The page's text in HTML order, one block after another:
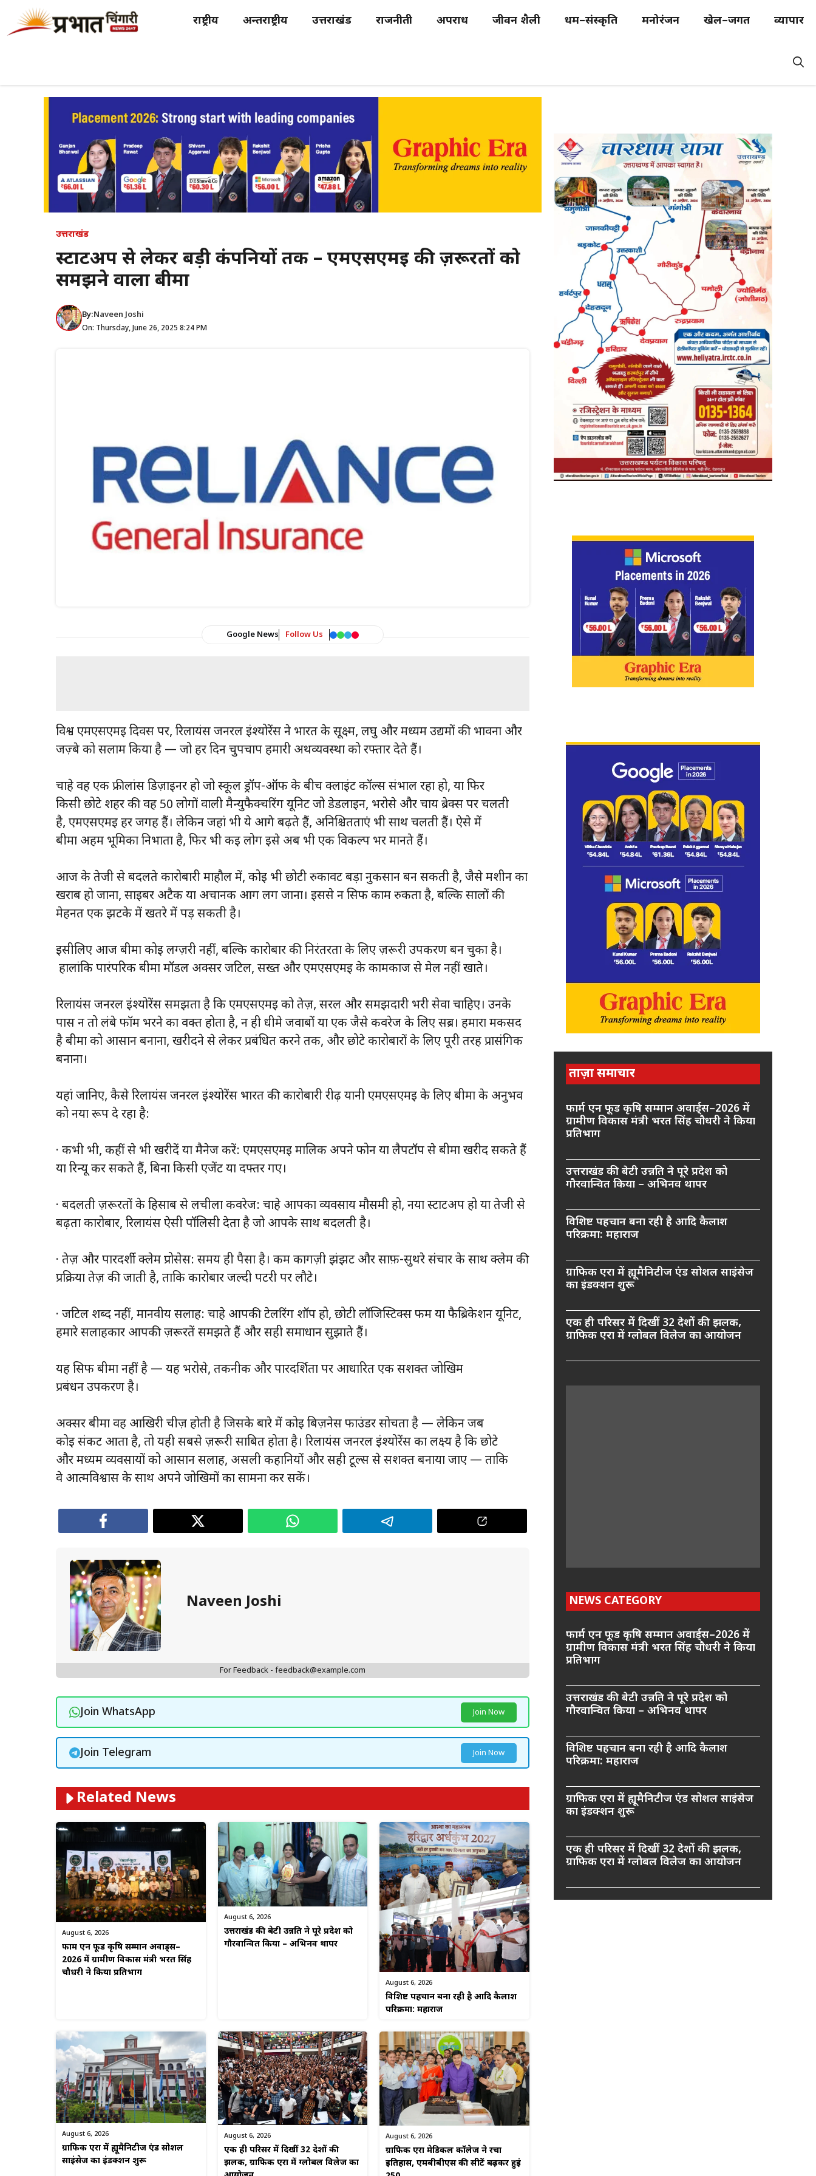
राष्ट्रीय अन्तर्राष्ट्रीय उत्तराखंड राजनीती अपराध जीवन शैली धर्म–संस्कृति मनोरंजन खेल–जगत व्यापार
उत्तराखंड
स्टार्टअप से लेकर बड़ी कंपनियों तक – एमएसएमई की ज़रूरतों को
समझने वाला बीमा
By:Naveen Joshi
On: Thursday, June 26, 2025 8:24 PM
Google News Follow Us
विश्व एमएसएमई दिवस पर, रिलायंस जनरल इंश्योरेंस ने भारत के सूक्ष्म, लघु और मध्यम उद्यमों की भावना और
जज़्बे को सलाम किया है — जो हर दिन चुपचाप हमारी अर्थव्यवस्था को रफ्तार देते हैं।
चाहे वह एक फ्रीलांस डिज़ाइनर हो जो स्कूल ड्रॉप-ऑफ के बीच क्लाइंट कॉल्स संभाल रहा हो, या फिर
किसी छोटे शहर की वह 50 लोगों वाली मैन्युफैक्चरिंग यूनिट जो डेडलाइन, भरोसे और चाय ब्रेक्स पर चलती
है, एमएसएमई हर जगह हैं। लेकिन जहां भी ये आगे बढ़ते हैं, अनिश्चितताएं भी साथ चलती हैं। ऐसे में
बीमा अहम भूमिका निभाता है, फिर भी कई लोग इसे अब भी एक विकल्प भर मानते हैं।
आज के तेजी से बदलते कारोबारी माहौल में, कोई भी छोटी रुकावट बड़ा नुकसान बन सकती है, जैसे मशीन का
खराब हो जाना, साइबर अटैक या अचानक आग लग जाना। इससे न सिर्फ काम रुकता है, बल्कि सालों की
मेहनत एक झटके में खतरे में पड़ सकती है।
इसीलिए आज बीमा कोई लग्ज़री नहीं, बल्कि कारोबार की निरंतरता के लिए ज़रूरी उपकरण बन चुका है।
हालांकि पारंपरिक बीमा मॉडल अक्सर जटिल, सख्त और एमएसएमई के कामकाज से मेल नहीं खाते।
रिलायंस जनरल इंश्योरेंस समझता है कि एमएसएमई को तेज़, सरल और समझदारी भरी सेवा चाहिए। उनके
पास न तो लंबे फॉर्म भरने का वक्त होता है, न ही धीमे जवाबों या एक जैसे कवरेज के लिए सब्र। हमारा मकसद
है बीमा को आसान बनाना, खरीदने से लेकर प्रबंधित करने तक, और छोटे कारोबारों के लिए पूरी तरह प्रासंगिक
बनाना।
यहां जानिए, कैसे रिलायंस जनरल इंश्योरेंस भारत की कारोबारी रीढ़ यानी एमएसएमई के लिए बीमा के अनुभव
को नया रूप दे रहा है:
· कभी भी, कहीं से भी खरीदें या मैनेज करें: एमएसएमई मालिक अपने फोन या लैपटॉप से बीमा खरीद सकते हैं
या रिन्यू कर सकते हैं, बिना किसी एजेंट या दफ्तर गए।
· बदलती ज़रूरतों के हिसाब से लचीला कवरेज: चाहे आपका व्यवसाय मौसमी हो, नया स्टार्टअप हो या तेजी से
बढ़ता कारोबार, रिलायंस ऐसी पॉलिसी देता है जो आपके साथ बदलती है।
· तेज़ और पारदर्शी क्लेम प्रोसेस: समय ही पैसा है। कम कागज़ी झंझट और साफ़-सुथरे संचार के साथ क्लेम की
प्रक्रिया तेज़ की जाती है, ताकि कारोबार जल्दी पटरी पर लौटे।
· जटिल शब्द नहीं, मानवीय सलाह: चाहे आपकी टेलरिंग शॉप हो, छोटी लॉजिस्टिक्स फर्म या फैब्रिकेशन यूनिट,
हमारे सलाहकार आपकी ज़रूरतें समझते हैं और सही समाधान सुझाते हैं।
यह सिर्फ बीमा नहीं है — यह भरोसे, तकनीक और पारदर्शिता पर आधारित एक सशक्त जोखिम
प्रबंधन उपकरण है।
अक्सर बीमा वह आखिरी चीज़ होती है जिसके बारे में कोई बिज़नेस फाउंडर सोचता है — लेकिन जब
कोई संकट आता है, तो यही सबसे ज़रूरी साबित होता है। रिलायंस जनरल इंश्योरेंस का लक्ष्य है कि छोटे
और मध्यम व्यवसायों को आसान सलाह, असली कहानियों और सही टूल्स से सशक्त बनाया जाए — ताकि
वे आत्मविश्वास के साथ अपने जोखिमों का सामना कर सकें।
Naveen Joshi
For Feedback - feedback@example.com
Join WhatsApp Join Now
Join Telegram Join Now
Related News
August 6, 2026
फार्म एन फूड कृषि सम्मान अवार्ड्स–
2026 में ग्रामीण विकास मंत्री भरत सिंह
चौधरी ने किया प्रतिभाग
August 6, 2026
उत्तराखंड की बेटी उन्नति ने पूरे प्रदेश को
गौरवान्वित किया – अभिनव थापर
August 6, 2026
विशिष्ट पहचान बना रही है आदि कैलाश
परिक्रमा: महाराज
August 6, 2026
ग्राफिक एरा में ह्यूमैनिटीज एंड सोशल
साइंसेज का इंडक्शन शुरू
August 6, 2026
एक ही परिसर में दिखीं 32 देशों की
झलक, ग्राफिक एरा में ग्लोबल विलेज का
August 6, 2026
ग्राफिक एरा मेडिकल कॉलेज ने रचा
इतिहास, एमबीबीएस की सीटें बढ़कर हुईं
ताज़ा समाचार
फार्म एन फूड कृषि सम्मान अवार्ड्स–2026 में
ग्रामीण विकास मंत्री भरत सिंह चौधरी ने किया
प्रतिभाग
उत्तराखंड की बेटी उन्नति ने पूरे प्रदेश को
गौरवान्वित किया – अभिनव थापर
विशिष्ट पहचान बना रही है आदि कैलाश
परिक्रमा: महाराज
ग्राफिक एरा में ह्यूमैनिटीज एंड सोशल साइंसेज
का इंडक्शन शुरू
एक ही परिसर में दिखीं 32 देशों की झलक,
ग्राफिक एरा में ग्लोबल विलेज का आयोजन
NEWS CATEGORY
फार्म एन फूड कृषि सम्मान अवार्ड्स–2026 में
ग्रामीण विकास मंत्री भरत सिंह चौधरी ने किया
प्रतिभाग
उत्तराखंड की बेटी उन्नति ने पूरे प्रदेश को
गौरवान्वित किया – अभिनव थापर
विशिष्ट पहचान बना रही है आदि कैलाश
परिक्रमा: महाराज
ग्राफिक एरा में ह्यूमैनिटीज एंड सोशल साइंसेज
का इंडक्शन शुरू
एक ही परिसर में दिखीं 32 देशों की झलक,
ग्राफिक एरा में ग्लोबल विलेज का आयोजन